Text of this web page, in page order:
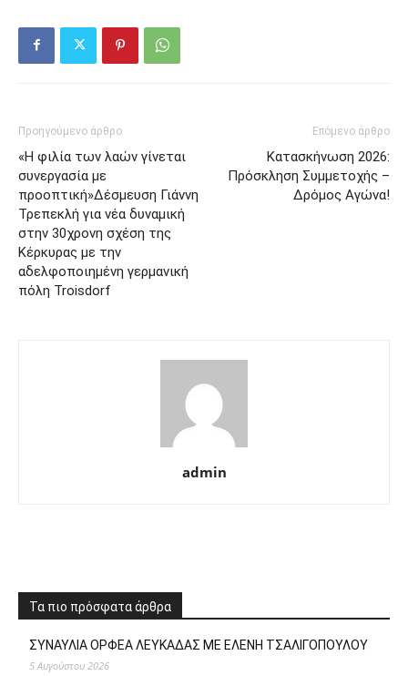
Προηγούμενο άρθρο
«Η φιλία των λαών γίνεται
συνεργασία με
προοπτική»Δέσμευση Γιάννη
Τρεπεκλή για νέα δυναμική
στην 30χρονη σχέση της
Κέρκυρας με την
αδελφοποιημένη γερμανική
πόλη Troisdorf
Επόμενο άρθρο
Κατασκήνωση 2026:
Πρόσκληση Συμμετοχής –
Δρόμος Αγώνα!
admin
Τα πιο πρόσφατα άρθρα
ΣΥΝΑΥΛΙΑ ΟΡΦΕΑ ΛΕΥΚΑΔΑΣ ΜΕ ΕΛΕΝΗ ΤΣΑΛΙΓΟΠΟΥΛΟΥ
5 Αυγούστου 2026